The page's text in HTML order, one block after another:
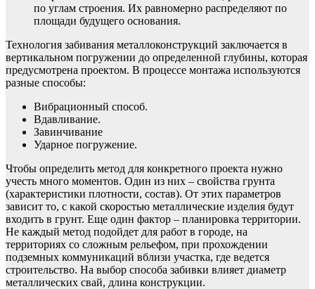
по углам строения. Их равномерно распределяют по
площади будущего основания.
Технология забивания металлоконструкций заключается в
вертикальном погружении до определенной глубины, которая
предусмотрена проектом. В процессе монтажа используются
разные способы:
Вибрационный способ.
Вдавливание.
Завинчивание
Ударное погружение.
Чтобы определить метод для конкретного проекта нужно
учесть много моментов. Один из них – свойства грунта
(характеристики плотности, состав). От этих параметров
зависит то, с какой скоростью металлические изделия будут
входить в грунт. Еще один фактор – планировка территории.
Не каждый метод подойдет для работ в городе, на
территориях со сложным рельефом, при прохождении
подземных коммуникаций вблизи участка, где ведется
строительство. На выбор способа забивки влияет диаметр
металлических свай, длина конструкции.